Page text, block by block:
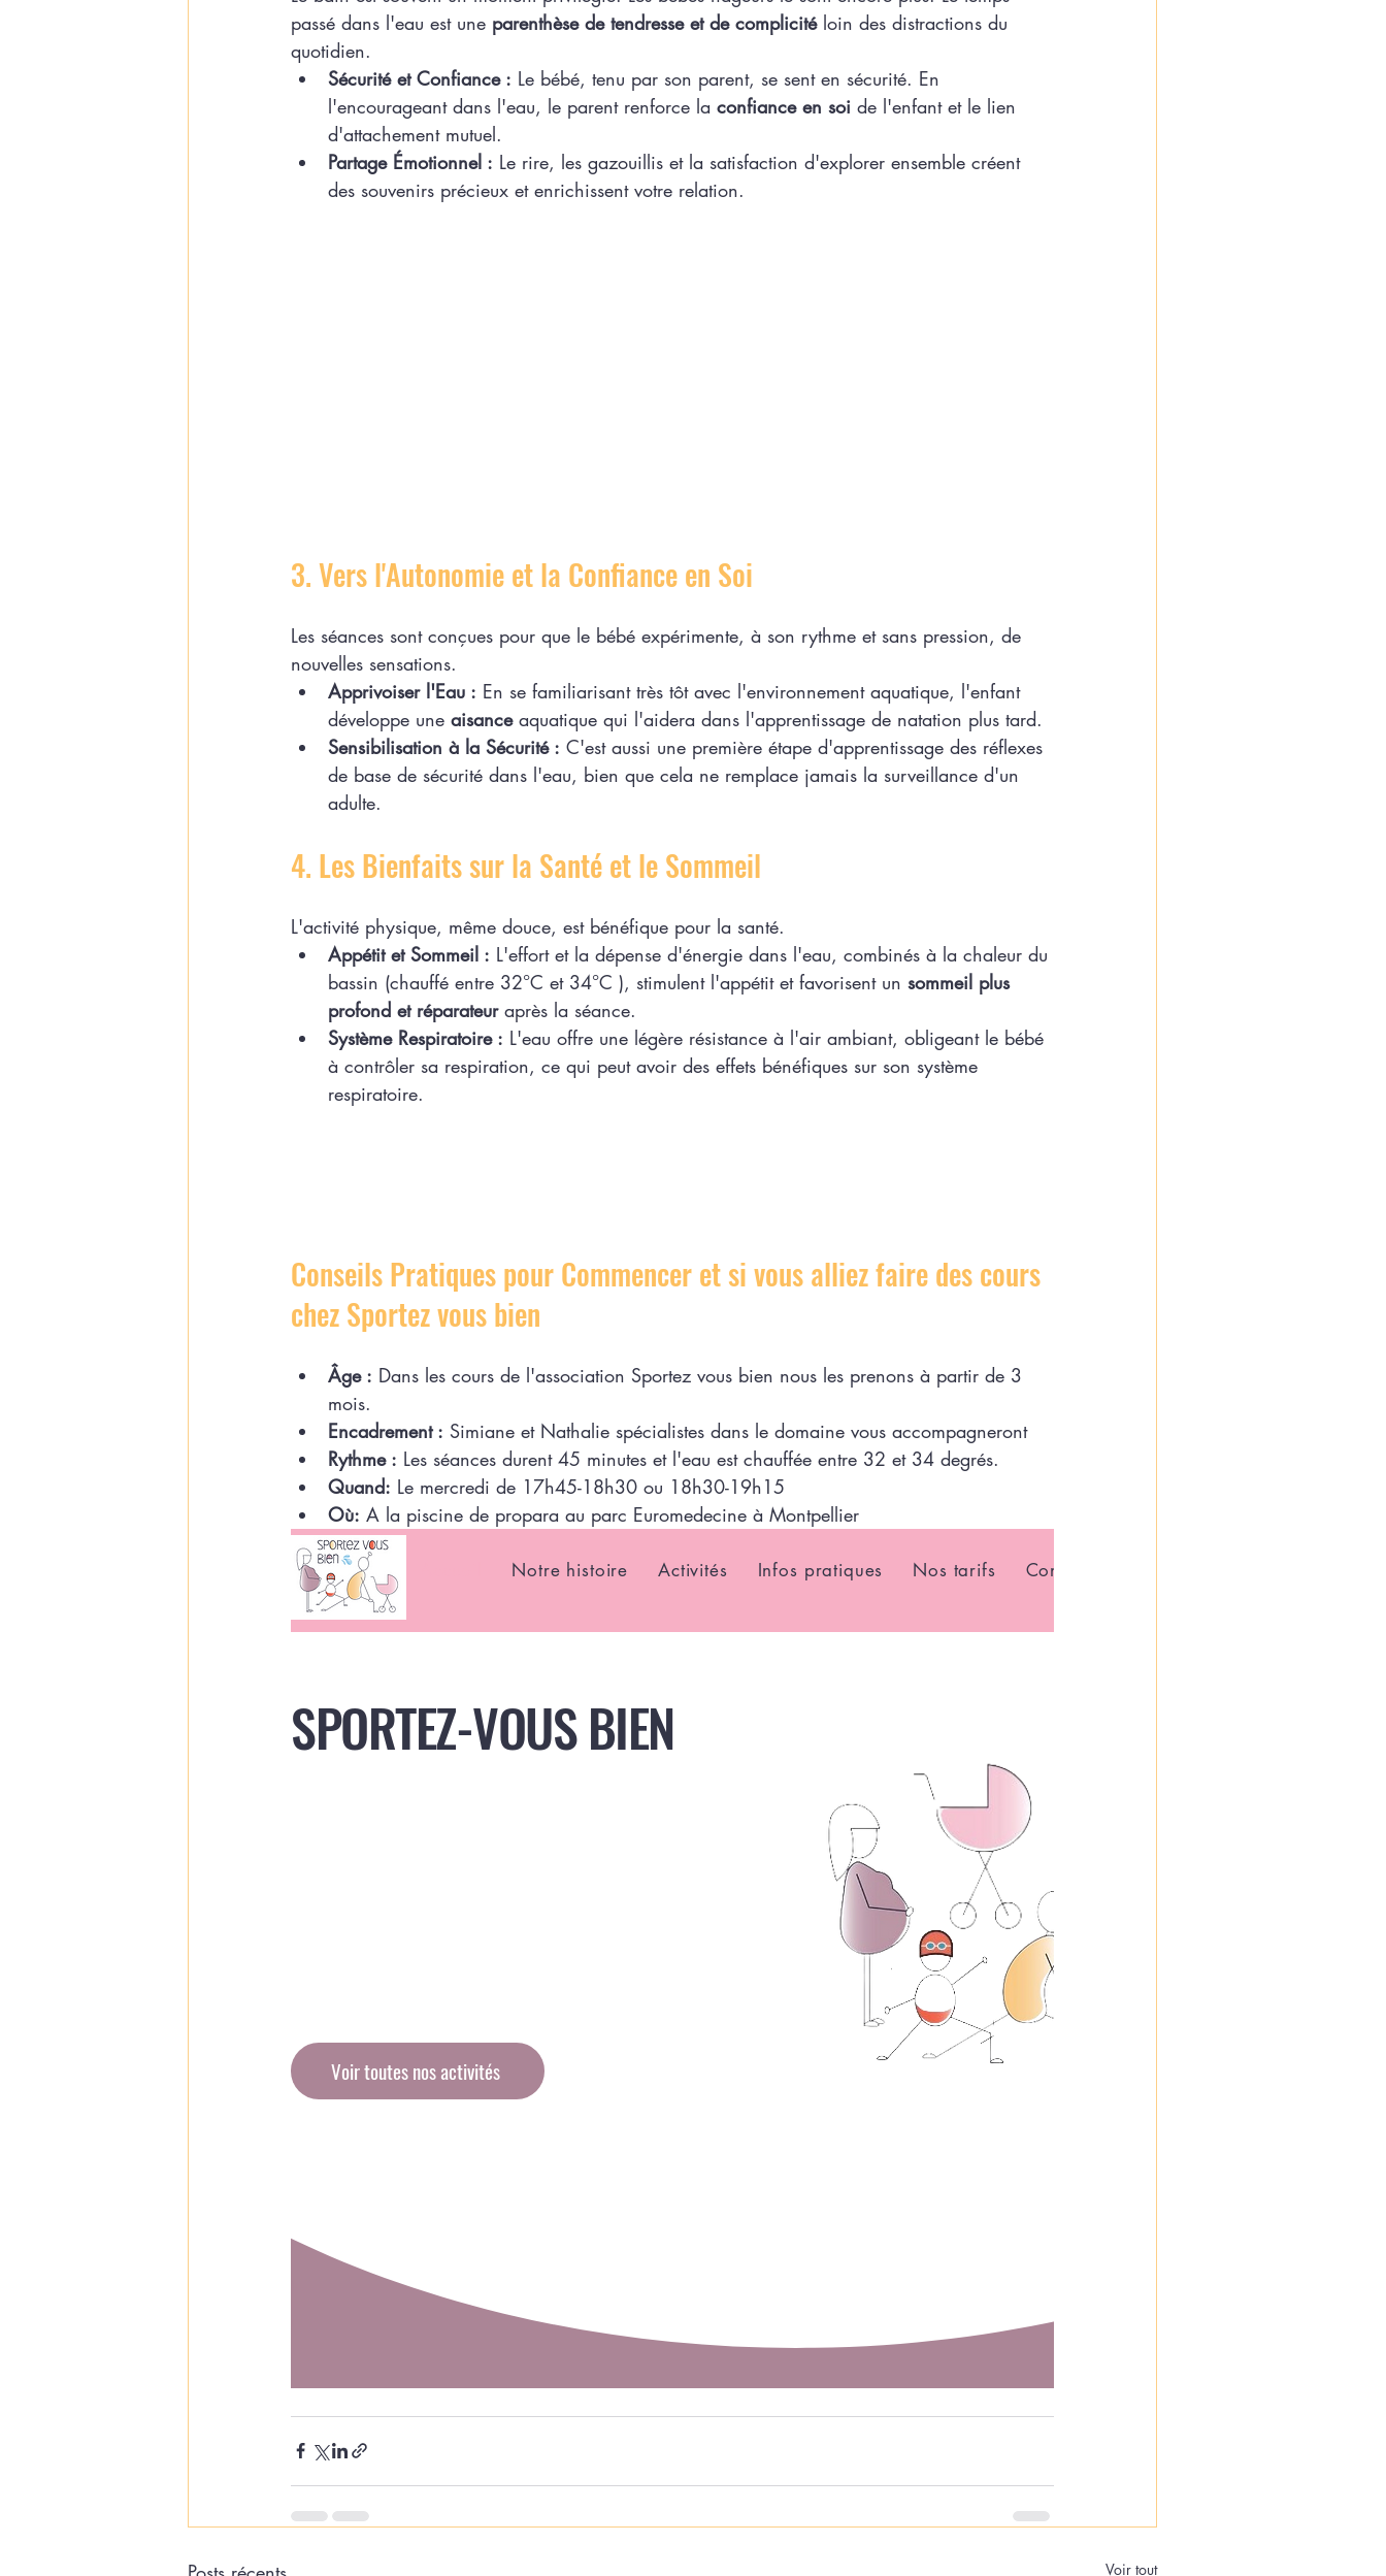
passé dans l'eau est une parenthèse de tendresse et de complicité loin des distractions du
quotidien.
Sécurité et Confiance : Le bébé, tenu par son parent, se sent en sécurité. En
l'encourageant dans l'eau, le parent renforce la confiance en soi de l'enfant et le lien
d'attachement mutuel.
Partage Émotionnel : Le rire, les gazouillis et la satisfaction d'explorer ensemble créent
des souvenirs précieux et enrichissent votre relation.
3. Vers l'Autonomie et la Confiance en Soi
Les séances sont conçues pour que le bébé expérimente, à son rythme et sans pression, de
nouvelles sensations.
Apprivoiser l'Eau : En se familiarisant très tôt avec l'environnement aquatique, l'enfant
développe une aisance aquatique qui l'aidera dans l'apprentissage de natation plus tard.
Sensibilisation à la Sécurité : C'est aussi une première étape d'apprentissage des réflexes
de base de sécurité dans l'eau, bien que cela ne remplace jamais la surveillance d'un
adulte.
4. Les Bienfaits sur la Santé et le Sommeil
L'activité physique, même douce, est bénéfique pour la santé.
Appétit et Sommeil : L'effort et la dépense d'énergie dans l'eau, combinés à la chaleur du
bassin (chauffé entre 32°C et 34°C ), stimulent l'appétit et favorisent un sommeil plus
profond et réparateur après la séance.
Système Respiratoire : L'eau offre une légère résistance à l'air ambiant, obligeant le bébé
à contrôler sa respiration, ce qui peut avoir des effets bénéfiques sur son système
respiratoire.
Conseils Pratiques pour Commencer et si vous alliez faire des cours
chez Sportez vous bien
Âge : Dans les cours de l'association Sportez vous bien nous les prenons à partir de 3
mois.
Encadrement : Simiane et Nathalie spécialistes dans le domaine vous accompagneront
Rythme : Les séances durent 45 minutes et l'eau est chauffée entre 32 et 34 degrés.
Quand: Le mercredi de 17h45-18h30 ou 18h30-19h15
Où: A la piscine de propara au parc Euromedecine à Montpellier
Voir tout